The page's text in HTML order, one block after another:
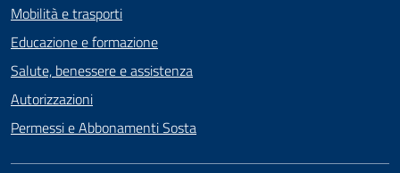
Mobilità e trasporti
Educazione e formazione
Salute, benessere e assistenza
Autorizzazioni
Permessi e Abbonamenti Sosta